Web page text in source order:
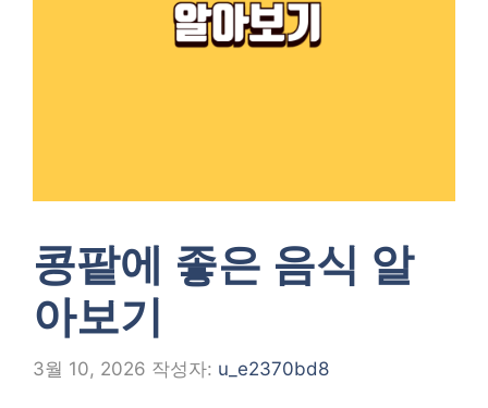
콩팥에 좋은 음식 알
아보기
3월 10, 2026 작성자: u_e2370bd8